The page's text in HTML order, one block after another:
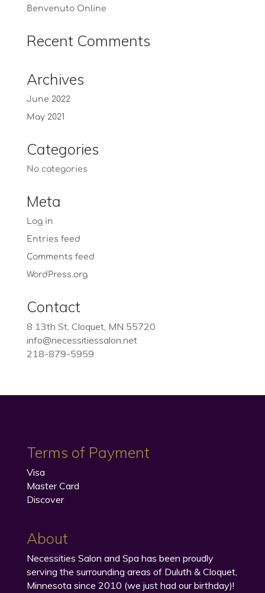
Benvenuto Online
Recent Comments
Archives
June 2022
May 2021
Categories
No categories
Meta
Log in
Entries feed
Comments feed
WordPress.org
Contact
8 13th St, Cloquet, MN 55720
info@necessitiessalon.net
218-879-5959
Terms of Payment
Visa
Master Card
Discover
About
Necessities Salon and Spa has been proudly
serving the surrounding areas of Duluth & Cloquet,
Minnesota since 2010 (we just had our birthday)!